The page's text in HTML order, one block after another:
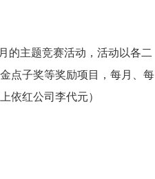
的主题竞赛活动，活动以各二
点子奖等奖励项目，每月、每
依红公司李代元）